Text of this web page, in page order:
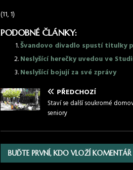
(11, 1)
PODOBNÉ ČLÁNKY:
Švandovo divadlo spustí titulky
Neslyšící herečky uvedou ve
Neslyšící bojují za své zprávy
PŘEDCHOZÍ
Staví se další soukromé
seniory
BUĎTE PRVNÍ, KDO VLOŽÍ KOMENTÁŘ